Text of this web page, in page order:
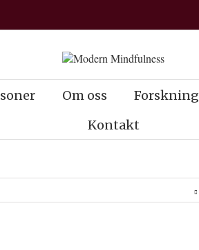
Om oss Forskning
Kontakt